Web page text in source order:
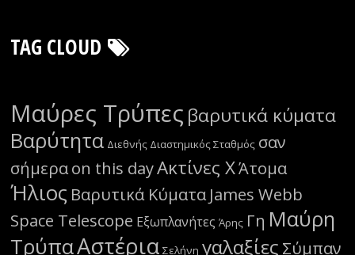
TAG CLOUD
Μαύρες Τρύπες βαρυτικά κύματα
Βαρύτητα Διεθνής Διαστημικός Σταθμός σαν
σήμεραon this dayΑκτίνες ΧΆτομα
Ήλιος Βαρυτικά Κύματα James Webb
Space Telescope Εξωπλανήτες Άρης Γη Μαύρη
ΤρύπαΑστέρια Σελήνη γαλαξίες Σύμπαν